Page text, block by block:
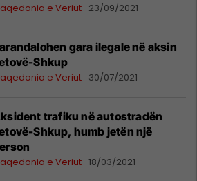
e Veriut 23/09/2021
gara ilegale në aksin
Shkup
e Veriut 30/07/2021
trafiku në autostradën
Shkup, humb jetën një
e Veriut 18/03/2021